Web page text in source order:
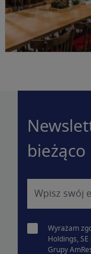
bieżąco
Wyrażam
Holdings,
Grupy